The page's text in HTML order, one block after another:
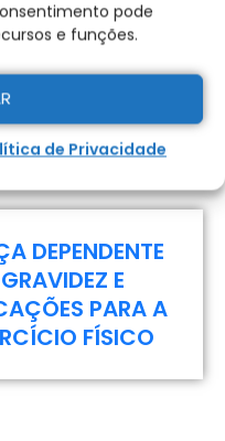
pode
e funções.
de Privacidade
E CONTROLO
OUTRAS
DEPENDENTE
E
PARA A
FÍSICO
Pagar na Totalidade
- 2x Sem
Sem Juros
siga os passos: